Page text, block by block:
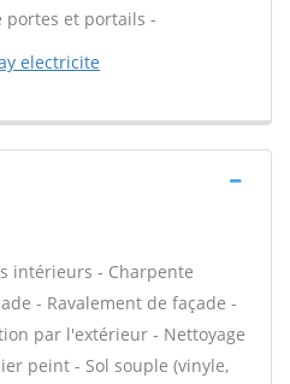
et portails -
electricite
intérieurs - Charpente
- Ravalement de façade -
par l'extérieur - Nettoyage
peint - Sol souple (vinyle,